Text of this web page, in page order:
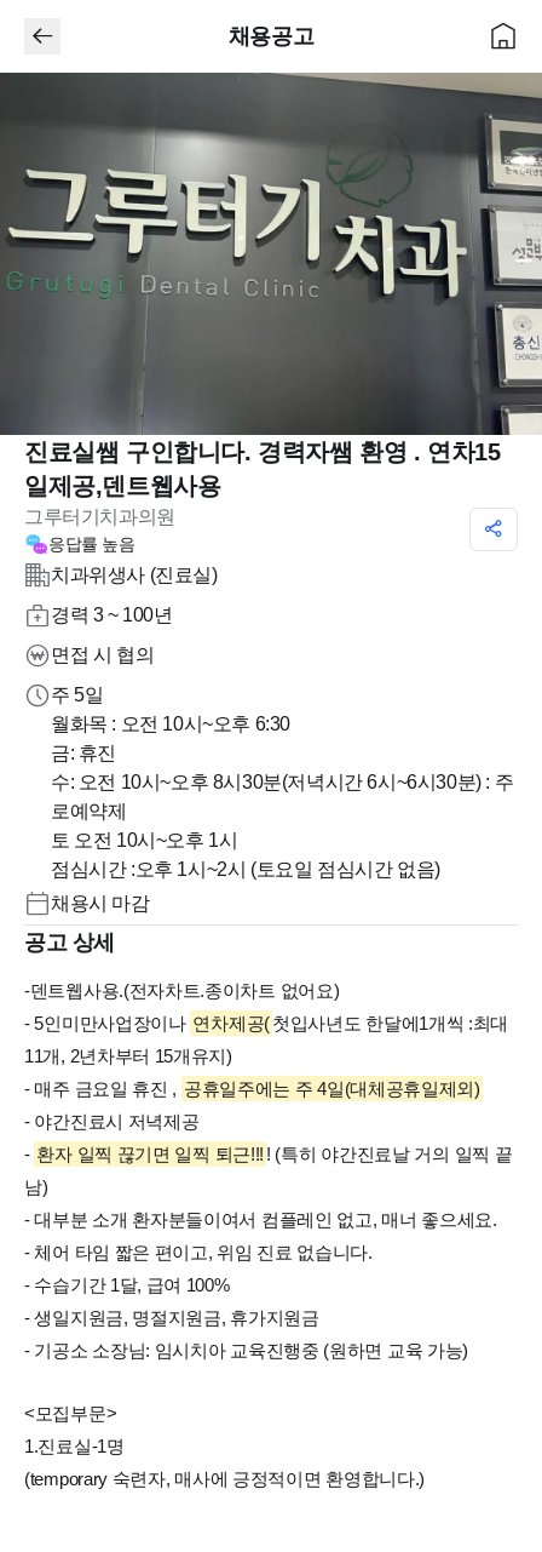
채용공고
진료실쌤 구인합니다. 경력자쌤 환영 . 연차15
일제공,덴트웹사용
그루터기치과의원
응답률 높음
치과위생사 (진료실)
경력 3 ~ 100년
면접 시 협의
주 5일
월화목 : 오전 10시~오후 6:30
금: 휴진
수: 오전 10시~오후 8시30분(저녁시간 6시~6시30분) : 주
로예약제
토 오전 10시~오후 1시
점심시간 :오후 1시~2시 (토요일 점심시간 없음)
채용시 마감
공고 상세
-덴트웹사용.(전자차트.종이차트 없어요)
- 5인미만사업장이나 연차제공(첫입사년도 한달에1개씩 :최대
11개, 2년차부터 15개유지)
- 매주 금요일 휴진 , 공휴일주에는 주 4일(대체공휴일제외)
- 야간진료시 저녁제공
- 환자 일찍 끊기면 일찍 퇴근!!! ! (특히 야간진료날 거의 일찍 끝
남)
- 대부분 소개 환자분들이여서 컴플레인 없고, 매너 좋으세요.
- 체어 타임 짧은 편이고, 위임 진료 없습니다.
- 수습기간 1달, 급여 100%
- 생일지원금, 명절지원금, 휴가지원금
- 기공소 소장님: 임시치아 교육진행중 (원하면 교육 가능)
<모집부문>
1.진료실-1명
(temporary 숙련자, 매사에 긍정적이면 환영합니다.)